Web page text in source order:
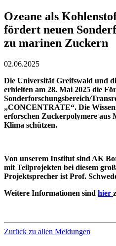
Ozeane als
fördert neuen
zu marinen Zuckern
02.06.2025
Die Universität Greifswald und
erhielten am 28. Mai 2025 die
Sonderforschungsbereich/
„CONCENTRATE“. Die
erforschen Zuckerpolymere aus
Klima schützen.
Von unserem Institut sind AK
mit Teilprojekten bei diesem
Projektsprecher ist Prof.
Weitere Informationen sind hier
Zurück zu allen Meldungen